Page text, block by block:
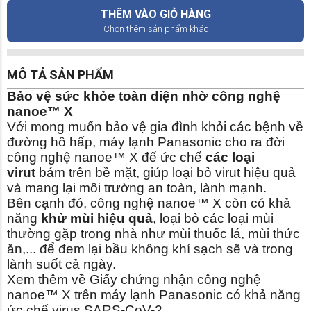
THÊM VÀO GIỎ HÀNG
Chọn thêm sản phẩm khác
MÔ TẢ SẢN PHẨM
Bảo vệ sức khỏe toàn diện nhờ công nghệ
nanoe™ X
Với mong muốn bảo vệ gia đình khỏi các bệnh về
đường hô hấp, máy lạnh Panasonic cho ra đời
công nghệ nanoe™ X để ức chế các loại
virut bám trên bề mặt, giúp loại bỏ virut hiệu quả
và mang lại môi trường an toàn, lành mạnh.
Bên cạnh đó, công nghệ nanoe™ X còn có khả
năng khử mùi hiệu quả, loại bỏ các loại mùi
thường gặp trong nhà như mùi thuốc lá, mùi thức
ăn,... để đem lại bầu không khí sạch sẽ và trong
lành suốt cả ngày.
Xem thêm về Giấy chứng nhận công nghệ
nanoe™ X trên máy lạnh Panasonic có khả năng